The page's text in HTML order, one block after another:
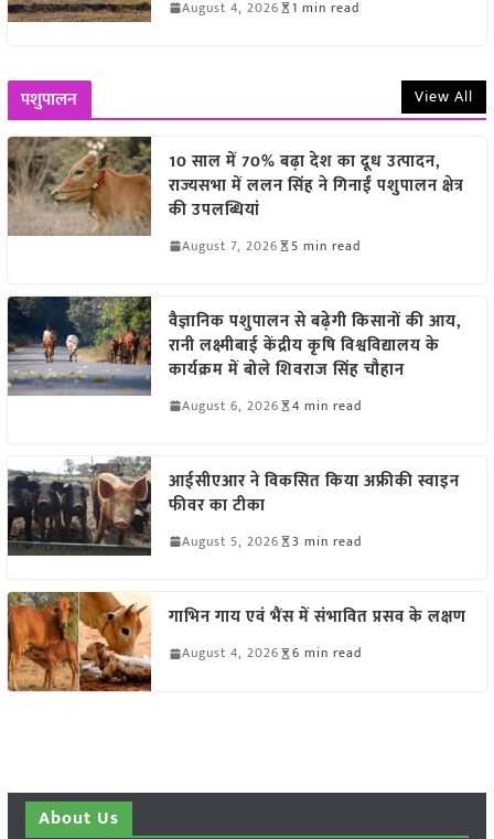
August 4, 2026 1 min read
पशुपालन View All
10 साल में 70% बढ़ा देश का दूध उत्पादन,
राज्यसभा में ललन सिंह ने गिनाईं पशुपालन क्षेत्र
की उपलब्धियां
August 7, 2026 5 min read
वैज्ञानिक पशुपालन से बढ़ेगी किसानों की आय,
रानी लक्ष्मीबाई केंद्रीय कृषि विश्वविद्यालय के
कार्यक्रम में बोले शिवराज सिंह चौहान
August 6, 2026 4 min read
आईसीएआर ने विकसित किया अफ्रीकी स्वाइन
फीवर का टीका
August 5, 2026 3 min read
गाभिन गाय एवं भैंस में संभावित प्रसव के लक्षण
August 4, 2026 6 min read
About Us